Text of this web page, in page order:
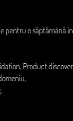
pentru o săptămână
Product